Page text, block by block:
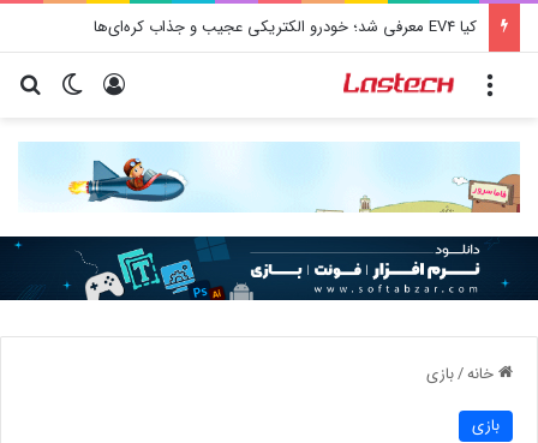
کیا EV4 معرفی شد؛ خودرو الکتریکی عجیب و جذاب کره‌ای‌ها
تغییر ورود
خانه/بازی
بازی